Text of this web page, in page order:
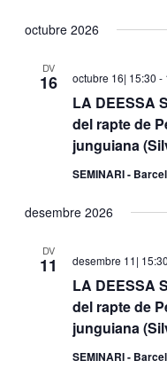
octubre 2026
DV
16
LA DEESSA
del rapte de
junguiana
octubre 16| 15:30 -
SEMINARI -
desembre 2026
DV
11
LA DEESSA
del rapte de
junguiana
desembre 11| 15:30
SEMINARI -